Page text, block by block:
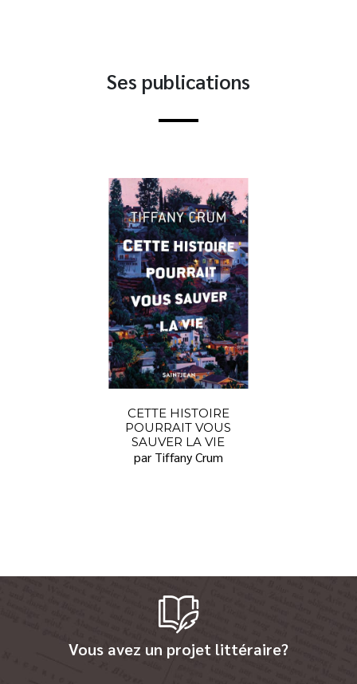
Ses publications
CETTE HISTOIRE
POURRAIT VOUS
SAUVER LA VIE
par Tiffany Crum
Vous avez un projet littéraire?